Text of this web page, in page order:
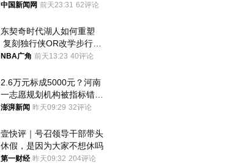
中国新闻网 前天23:31 62评论
东契奇时代湖人如何重塑
复刻独行侠OR改学步行
者？
NBA广角 前天13:23 40评论
2.6万元标成5000元？河南
一志愿规划机构被指标错学
费致考生复读
澎湃新闻 昨天09:29 32评论
壹快评｜号召领导干部带头
休假，是因为大家不想休吗
第一财经 昨天09:32 204评论